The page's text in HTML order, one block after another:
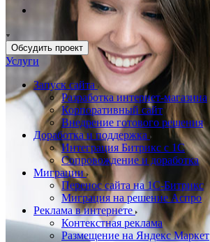
Обсудить проект
Услуги
Запуск сайта
Разработка интернет-магазина
Корпоративный сайт
Внедрение готового решения
Доработка и поддержка
Интеграция Битрикс с 1С
Сопровождение и доработка
Миграции
Перенос сайта на 1С-Битрикс
Миграция на решение Аспро
Реклама в интернете
Контекстная реклама
Размещение на Яндекс Маркет